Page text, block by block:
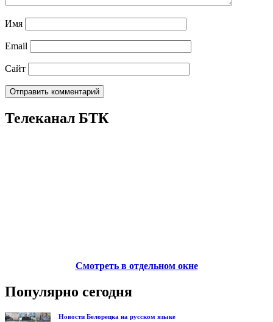
Имя
Email
Сайт
Телеканал БТК
Смотреть в отдельном окне
Популярно сегодня
Новости Белорецка на русском языке